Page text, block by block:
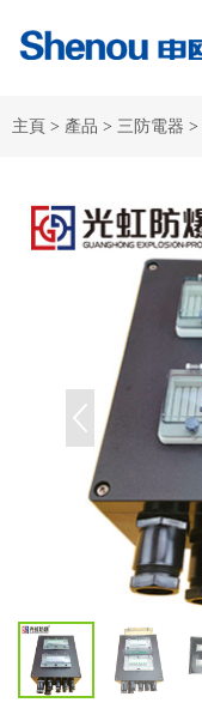
主頁 > 產品 > 三防電器 >